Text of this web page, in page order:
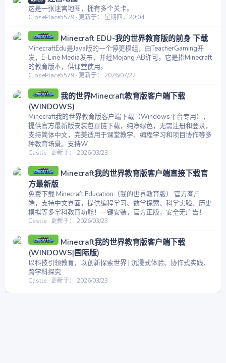
这是一张迷宫地图，拥有多个关卡。
ClosePlace5579 更新于： 星期四，20:04
Minecraft EDU-我的世界教育版的前身 下载
MinecraftEdu是Java版的一个停更模组，由TeacherGaming开
发，E-Line Media发布，并经Mojang AB许可。它是指Minecraft
的教育版本，供课堂使用。
ClosePlace5579 更新于： 2026/07/22
我的世界Minecraft教育版客户端下载
(WINDOWS)
Minecraft我的世界教育版客户端下载（Windows平台专用），
提供官方最新版安装包直链下载，纯净绿色，无需注册和登录，
支持简体中文，完美适用于课堂教学、编程学习和项目协作等多
种教育场景。支持W
Castle 更新于： 2026/03/23
Minecraft我的世界教育版客户端直接下载官
方最新版
免费下载 Minecraft Education（我的世界教育版） 官方客户
端，支持中文界面，提供编程学习、数学探索、科学实验、历史
模拟等多学科教育功能！一键安装，官方正版，安全无广告！
Castle 更新于： 2026/03/23
Minecraft我的世界教育版客户端下载
(WINDOWS|国际版)
以科技引领教育，以创新探索世界 | 沉浸式体验、协作式实践、
跨学科探究
Castle 更新于： 2026/03/23